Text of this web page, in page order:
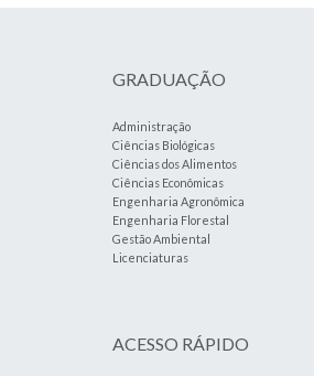
GRADUAÇÃO
Administração
Ciências Biológicas
Ciências dos Alimentos
Ciências Econômicas
Engenharia Agronômica
Engenharia Florestal
Gestão Ambiental
Licenciaturas
ACESSO RÁPIDO